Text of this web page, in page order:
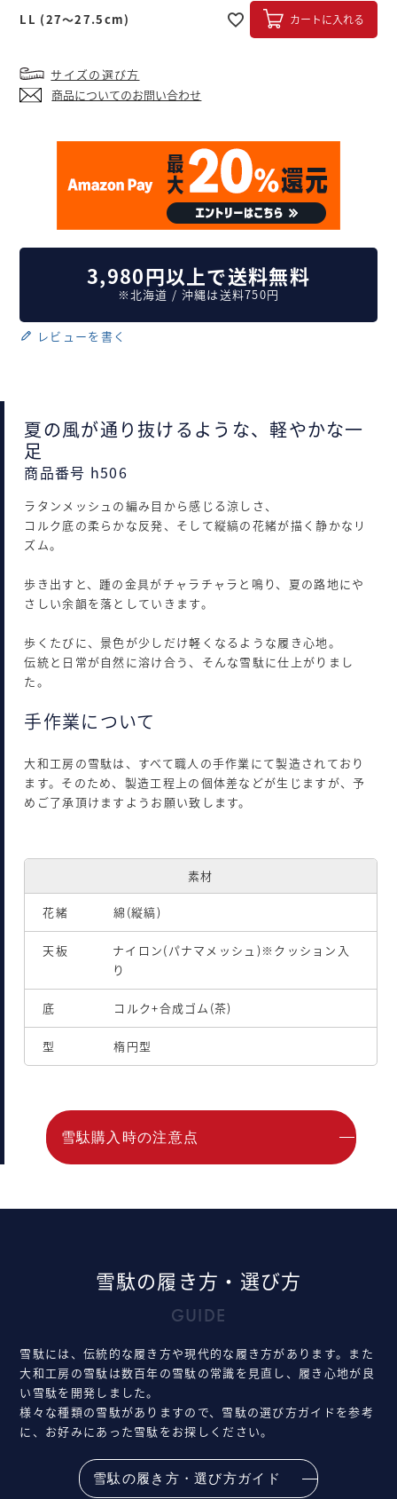
LL (27～27.5cm) カートに入れる
サイズの選び方
商品についてのお問い合わせ
3,980円以上で送料無料
※北海道 / 沖縄は送料750円
レビューを書く
夏の風が通り抜けるような、軽やかな一
足
商品番号 h506
ラタンメッシュの編み目から感じる涼しさ、
コルク底の柔らかな反発、そして縦縞の花緒が描く静かなリ
ズム。
歩き出すと、踵の金具がチャラチャラと鳴り、夏の路地にや
さしい余韻を落としていきます。
歩くたびに、景色が少しだけ軽くなるような履き心地。
伝統と日常が自然に溶け合う、そんな雪駄に仕上がりまし
た。
手作業について
大和工房の雪駄は、すべて職人の手作業にて製造されており
ます。そのため、製造工程上の個体差などが生じますが、予
めご了承頂けますようお願い致します。
素材
花緒 綿(縦縞)
天板
ナイロン(パナマメッシュ)※クッション入
り
底 コルク+合成ゴム(茶)
型 楕円型
雪駄購入時の注意点
雪駄の履き方・選び方
GUIDE
雪駄には、伝統的な履き方や現代的な履き方があります。また
大和工房の雪駄は数百年の雪駄の常識を見直し、履き心地が良
い雪駄を開発しました。
様々な種類の雪駄がありますので、雪駄の選び方ガイドを参考
に、お好みにあった雪駄をお探しください。
雪駄の履き方・選び方ガイド